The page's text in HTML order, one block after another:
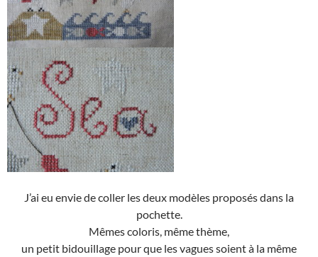
J’ai eu envie de coller les deux modèles proposés dans la
pochette.
Mêmes coloris, même thème,
un petit bidouillage pour que les vagues soient à la même